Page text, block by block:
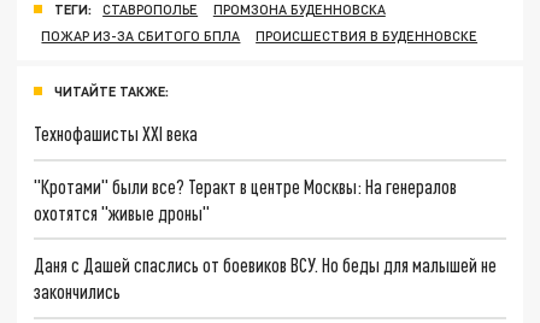
ТЕГИ: СТАВРОПОЛЬЕ
ПРОМЗОНА БУДЕННОВСКА
ПОЖАР ИЗ-ЗА СБИТОГО БПЛА
ПРОИСШЕСТВИЯ В БУДЕННОВСКЕ
ЧИТАЙТЕ ТАКЖЕ:
Технофашисты XXI века
"Кротами" были все? Теракт в центре Москвы: На генералов
охотятся "живые дроны"
Даня с Дашей спаслись от боевиков ВСУ. Но беды для малышей не
закончились